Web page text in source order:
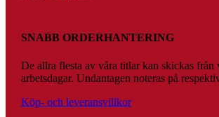
SNABB ORDERHANTERING
De allra flesta av våra titlar kan skickas från
arbetsdagar. Undantagen noteras på
Köp- och leveransvillkor